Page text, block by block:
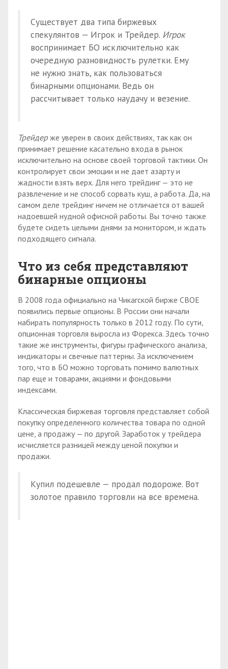
Существует два типа биржевых
спекулянтов — Игрок и Трейдер. Игрок
воспринимает БО исключительно как
очередную разновидность рулетки. Ему
не нужно знать, как пользоваться
бинарными опционами. Ведь он
рассчитывает только наудачу и везение.
Трейдер же уверен в своих действиях, так как он
принимает решение касательно входа в рынок
исключительно на основе своей торговой тактики. Он
контролирует свои эмоции и не дает азарту и
жадности взять верх. Для него трейдинг — это не
развлечение и не способ сорвать куш, а работа. Да, на
самом деле трейдинг ничем не отличается от вашей
надоевшей нудной офисной работы. Вы точно также
будете сидеть целыми днями за монитором, и ждать
подходящего сигнала.
Что из себя представляют
бинарные опционы
В 2008 года официально на Чикагской бирже СВОЕ
появились первые опционы. В России они начали
набирать популярность только в 2012 году. По сути,
опционная торговля выросла из Форекса. Здесь точно
такие же инструменты, фигуры графического анализа,
индикаторы и свечные паттерны. За исключением
того, что в БО можно торговать помимо валютных
пар еще и товарами, акциями и фондовыми
индексами.
Классическая биржевая торговля представляет собой
покупку определенного количества товара по одной
цене, а продажу — по другой. Заработок у трейдера
исчисляется разницей между ценой покупки и
продажи.
Купил подешевле — продал подороже. Вот
золотое правило торговли на все времена.